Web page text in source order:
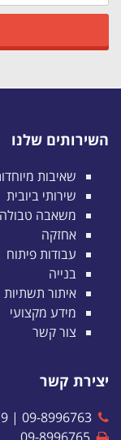
השירותים שלנו
שאיבות
שירותי ביובית
משאבה טבולה
אחזקה
עבודות פיתוח
בנייה
איתור תשתיות
מידע מקצועי
צור קשר
יצירת קשר
|